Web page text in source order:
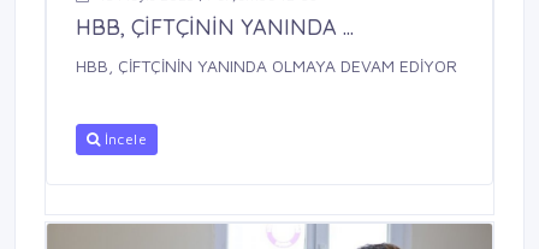
HBB, ÇİFTÇİNİN YANINDA ...
HBB, ÇİFTÇİNİN YANINDA OLMAYA DEVAM EDİYOR
İncele